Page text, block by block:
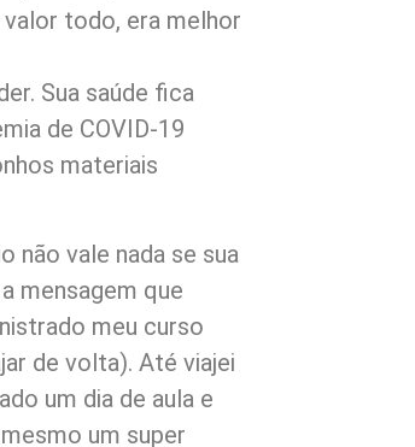
todo, era melhor
Sua saúde fica
de COVID-19
materiais
não vale nada se sua
mensagem que
meu curso
de volta). Até viajei
um dia de aula e
um super